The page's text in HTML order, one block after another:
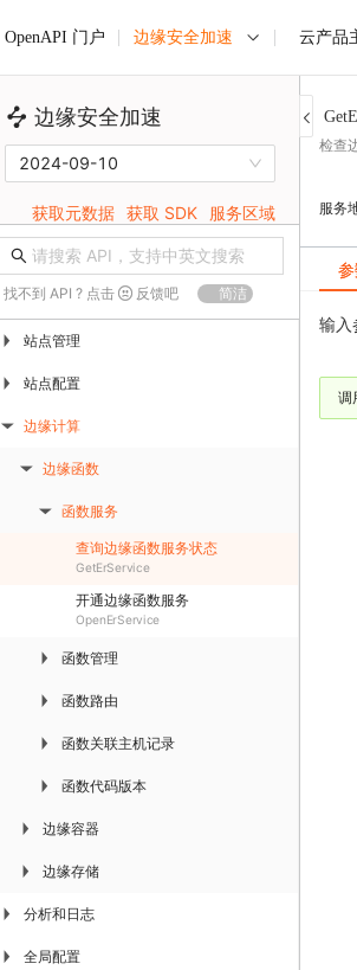
OpenAPI 门户 边缘安全加速 云产品
边缘安全加速
2024-09-10
获取元数据 获取 SDK 服务区域
找不到 API ? 点击 反馈吧 简洁
▶ 站点管理
▶ 站点配置
▶ 边缘计算
▶ 边缘函数
▶ 函数服务
查询边缘函数服务状态
GetErService
开通边缘函数服务
OpenErService
▶ 函数管理
▶ 函数路由
▶ 函数关联主机记录
▶ 函数代码版本
▶ 边缘容器
▶ 边缘存储
▶ 分析和日志
▶ 全局配置
检查
服务
输入
调